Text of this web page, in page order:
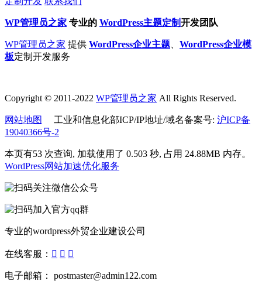
WP管理员之家 专业的 WordPress主题定制开发团队
WP管理员之家 提供 WordPress企业主题
WordPress企业模
板定制开发服务
Copyright © 2011-2022 WP管理员之家 All Rights Reserved.
网站地图 工业和信息化部ICP/IP地址/域名备案号: 沪ICP备
19040366号-2
本页有53 次查询, 加载使用了 0.503 秒, 占用 24.88MB 内存。
WordPress网站加速优化服务
专业的wordpress外贸企业建设公司
在线客服：   
电子邮箱： postmaster@admin122.com